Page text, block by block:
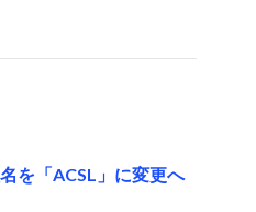
を「ACSL」に変更へ